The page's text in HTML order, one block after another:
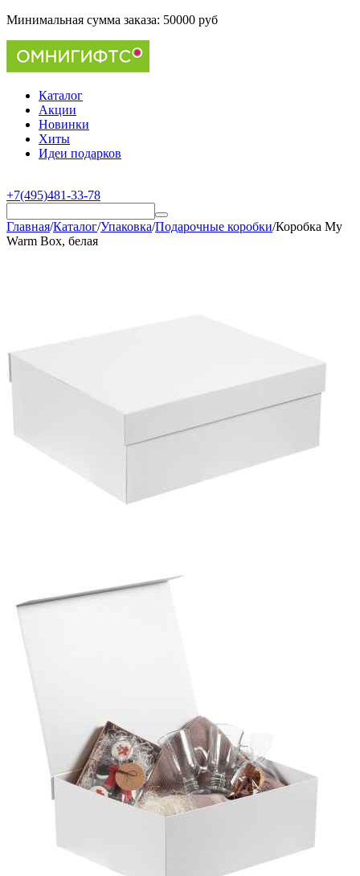
Минимальная сумма заказа: 50000 руб
Каталог
Акции
Новинки
Хиты
Идеи подарков
+7(495)481-33-78
Главная/Каталог/Упаковка/Подарочные коробки/Коробка My
Warm Box, белая